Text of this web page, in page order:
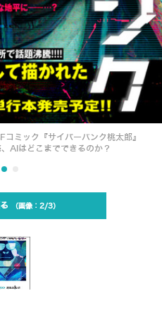
ミック『サイバーパンク桃太郎』
はどこまでできるのか？
2/3